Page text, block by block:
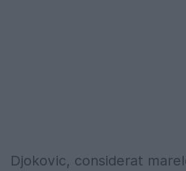
Djokovic, considerat